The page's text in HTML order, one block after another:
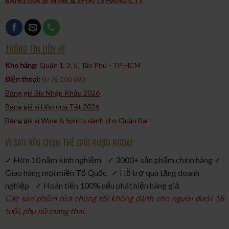
Descorchados – Patricio Tapia: 91/100 điểm (Niên vụ 2020,
nếm thử vào tháng 1/2023)
THÔNG TIN LIÊN HỆ
Kho hàng: Quận 1, 3, 5, Tân Phú - TP. HCM​
Điện thoại: 0776 108 683
Bảng giá Bia Nhập Khẩu 2026
Bảng giá sỉ Hộp quà Tết 2026
Bảng giá sỉ Wine & Spirits dành cho Quán Bar
VÌ SAO NÊN CHỌN THẾ GIỚI RƯỢU NGOẠI:
✓ Hơn 10 năm kinh nghiệm ✓ 3000+ sản phẩm chính hãng ✓
Giao hàng mọi miền Tổ Quốc ✓ Hỗ trợ quà tặng doanh
nghiệp ✓ Hoàn tiền 100% nếu phát hiện hàng giả
Các sản phẩm của chúng tôi không dành cho người dưới 18
tuổi, phụ nữ mang thai.